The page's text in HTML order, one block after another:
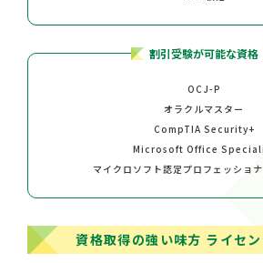
割引受験が可能な資格
OCJ-P
オラクルマスター
CompTIA Security+
Microsoft Office
マイクロソフト認定プロフェッショナ
資格取得の強い味方 ライセ